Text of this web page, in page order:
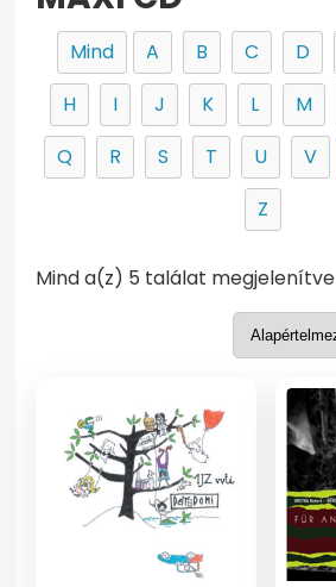
Mind A B C D
H
I J K L M
Q
R S T U V
Z
Mind a(z) 5 találat megjelenítve